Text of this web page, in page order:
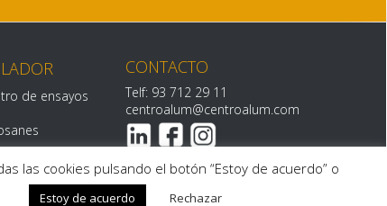
de ensayos
CONTACTO
Telf: 93 712 29 11
centroalum@centroalum.com
las cookies pulsando el botón “Estoy de acuerdo” o
Estoy de acuerdo Rechazar